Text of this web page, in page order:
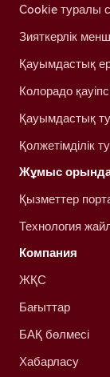
Cookie туралы
Зияткерлік
Қауымдастық
Колорадо
Қауымдастық
Қолжетімділік
Жұмыс
Қызметтер
Технология
Компания
ЖҚС
Бағыттар
БАҚ бөлмесі
Хабарласу